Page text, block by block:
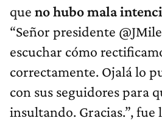
que no hubo mala
“Señor presidente
escuchar cómo
correctamente. Ojalá lo
con sus seguidores para
insultando. Gracias.”, fue